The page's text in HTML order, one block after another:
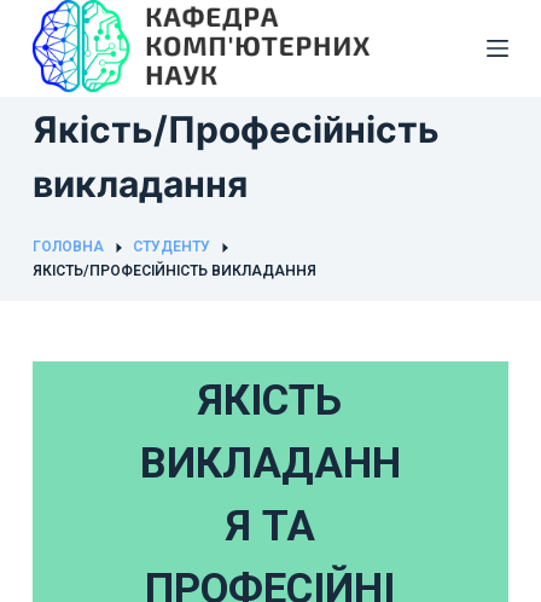
П
е
д
о
Якість/Професійність
викладання
ГОЛОВНА
СТУДЕНТУ
ЯКІСТЬ/ПРОФЕСІЙНІСТЬ ВИКЛАДАННЯ
ЯКІСТЬ
ВИКЛАДАНН
Я ТА
ПРОФЕСІЙНІ